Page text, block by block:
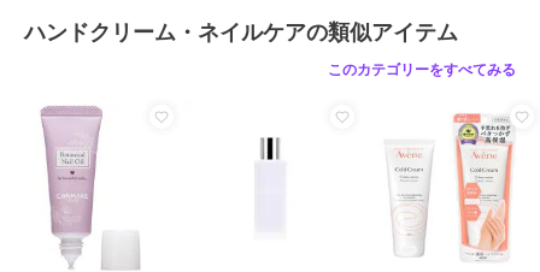
ハンドクリーム・ネイルケアの類似アイテム
このカテゴリーをすべてみる